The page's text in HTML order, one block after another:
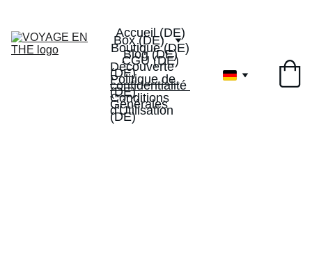
1ervoyageenthe
Accueil (DE)
Box (DE)
Boutique (DE)
Blog (DE)
CGU (DE)
Découverte
(DE)
Politique de
confidentialité
(DE)
Conditions
Générales
d'Utilisation
(DE)